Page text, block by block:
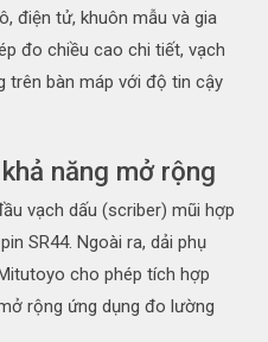
điện tử, khuôn mẫu và gia
đo chiều cao chi tiết, vạch
trên bàn máp với độ tin cậy
năng mở rộng
vạch dấu (scriber) mũi hợp
SR44. Ngoài ra, dải phụ
cho phép tích hợp
rộng ứng dụng đo lường